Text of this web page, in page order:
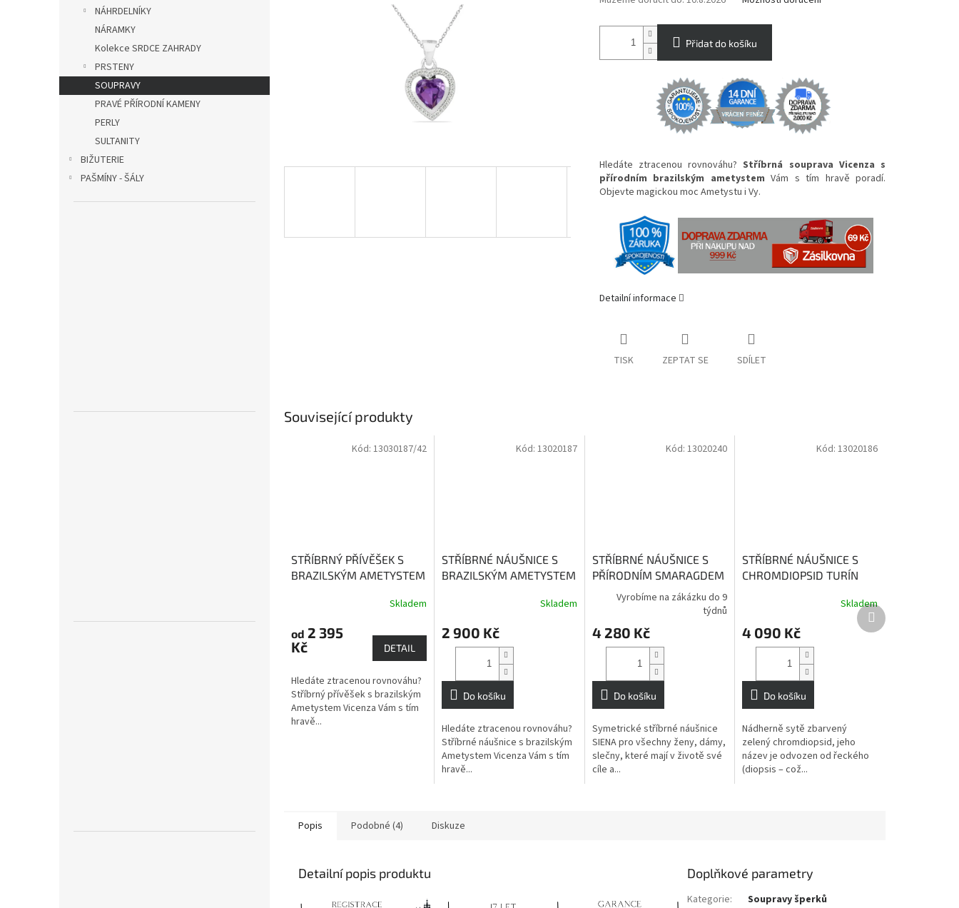
NÁHRDELNÍKY
NÁRAMKY
Kolekce SRDCE ZAHRADY
PRSTENY
SOUPRAVY
PRAVÉ PŘÍRODNÍ KAMENY
PERLY
SULTANITY
BIŽUTERIE
PAŠMÍNY - ŠÁLY
Přidat do košíku
Hledáte ztracenou rovnováhu?Stříbrná souprava Vicenza s
přírodním brazilským ametystem Vám s tím hravě poradí.
Objevte magickou moc Ametystu i Vy.
Detailní informace
TISK ZEPTAT SE SDÍLET
Související produkty
STŘÍBRNÝ PŘÍVĚŠEK S
BRAZILSKÝM AMETYSTEM
nastoluje ztracenouSkladem
od 2 395
Kč
DETAIL
Hledáte ztracenou rovnováhu?
Stříbrný přívěšek s brazilským
Ametystem Vicenza Vám s tím
hravě...
Kód: 13030187/42
STŘÍBRNÉ NÁUŠNICE S
BRAZILSKÝM AMETYSTEM
nastoluje ztracenou
produktu
hvězdiček.
Skladem
2 900 Kč
Do košíku
Hledáte ztracenou rovnováhu?
Stříbrné náušnice s brazilským
Ametystem Vicenza Vám s tím
hravě...
Kód: 13020187
STŘÍBRNÉ NÁUŠNICE S
PŘÍRODNÍM SMARAGDEM
Smaragd - kámen
bohatství a moci
Vyrobíme na zákázku do 9
týdnů
4 280 Kč
Do košíku
Symetrické stříbrné náušnice
SIENA pro všechny ženy, dámy,
slečny, které mají v životě své
cíle a...
Kód:13020240
STŘÍBRNÉ NÁUŠNICE S
CHROMDIOPSID TURÍN
Skladem
4 090 Kč
Do košíku
Nádherně sytě zbarvený
zelený chromdiopsid, jeho
název je odvozen od řeckého
(diopsis – což...
Kód: 13020186
Další
produkt
Popis Podobné (4) Diskuze
Detailní popis produktu Doplňkové parametry
Kategorie:
Soupravy šperků